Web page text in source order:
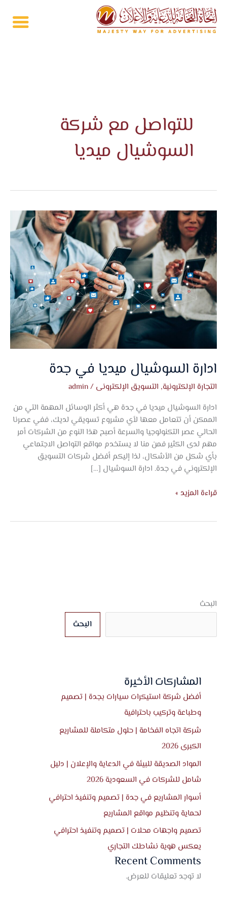
تخطي
إلى
المحتوى
البحث
البحث
المشاركات الأخيرة
أفضل شركة استيكرات سيارات بجدة | تصميم
وطباعة وتركيب باحترافية
شركة اتجاه الفخامة | حلول متكاملة للمشاريع
الكبرى 2026
المواد الصديقة للبيئة في الدعاية والإعلان | دليل
شامل للشركات في السعودية 2026
أسوار المشاريع في جدة | تصميم وتنفيذ احترافي
لحماية وتنظيم مواقع المشاريع
تصميم واجهات محلات | تصميم وتنفيذ احترافي
يعكس هوية نشاطك التجاري
Recent Comments
لا توجد تعليقات للعرض.
للتواصل مع شركة
السوشيال ميديا
ادارة السوشيال ميديا في جدة
التجارة الإلكترونية, التسويق الإلكترونى /
admin
ادارة السوشيال ميديا في جدة هي أكثر الوسائل المهمة التي من
الممكن أن تتعامل معها لأي مشروع تسويقي لديك، ففي عصرنا
الحالي عصر التكنولوجيا والسرعة أصبح هذا النوع من الشركات أمر
مهم لدى الكثير فمن منا لا يستخدم مواقع التواصل الاجتماعي
بأي شكل من الأشكال، لذا إليكم أفضل شركات التسويق
الإلكتروني في جدة. ادارة السوشيال […]
ادارة
السوشيال
ميديا
في
جدة
قراءة المزيد »